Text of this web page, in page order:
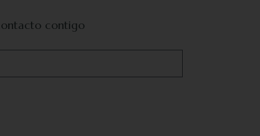
contigo